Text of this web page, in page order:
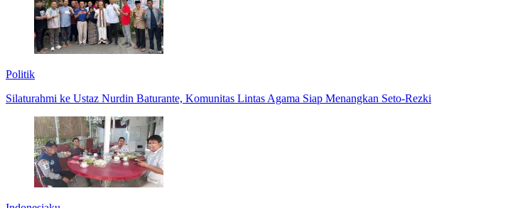
Politik
Silaturahmi ke Ustaz Nurdin Baturante, Komunitas Lintas Agama Siap Menangkan Seto-Rezki